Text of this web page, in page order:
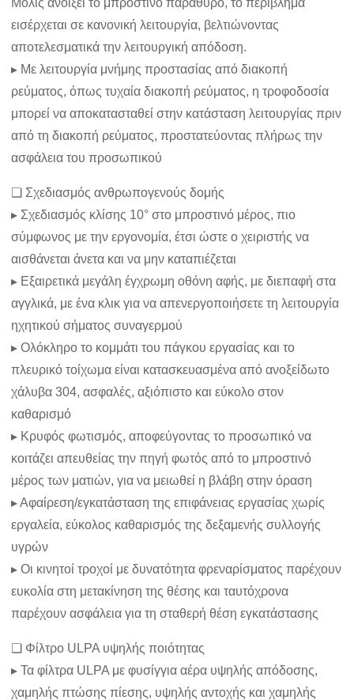
εισέρχεται σε κανονική λειτουργία, βελτιώνοντας
αποτελεσματικά την λειτουργική απόδοση.
▸ Με λειτουργία μνήμης προστασίας από διακοπή
ρεύματος, όπως τυχαία διακοπή ρεύματος, η τροφοδοσία
μπορεί να αποκατασταθεί στην κατάσταση λειτουργίας πριν
από τη διακοπή ρεύματος, προστατεύοντας πλήρως την
ασφάλεια του προσωπικού
❏ Σχεδιασμός ανθρωπογενούς δομής
▸ Σχεδιασμός κλίσης 10° στο μπροστινό μέρος, πιο
σύμφωνος με την εργονομία, έτσι ώστε ο χειριστής να
αισθάνεται άνετα και να μην καταπιέζεται
▸ Εξαιρετικά μεγάλη έγχρωμη οθόνη αφής, με διεπαφή στα
αγγλικά, με ένα κλικ για να απενεργοποιήσετε τη λειτουργία
ηχητικού σήματος συναγερμού
▸ Ολόκληρο το κομμάτι του πάγκου εργασίας και το
πλευρικό τοίχωμα είναι κατασκευασμένα από ανοξείδωτο
χάλυβα 304, ασφαλές, αξιόπιστο και εύκολο στον
καθαρισμό
▸ Κρυφός φωτισμός, αποφεύγοντας το προσωπικό να
κοιτάζει απευθείας την πηγή φωτός από το μπροστινό
μέρος των ματιών, για να μειωθεί η βλάβη στην όραση
▸ Αφαίρεση/εγκατάσταση της επιφάνειας εργασίας χωρίς
εργαλεία, εύκολος καθαρισμός της δεξαμενής συλλογής
υγρών
▸ Οι κινητοί τροχοί με δυνατότητα φρεναρίσματος παρέχουν
ευκολία στη μετακίνηση της θέσης και ταυτόχρονα
παρέχουν ασφάλεια για τη σταθερή θέση εγκατάστασης
❏ Φίλτρο ULPA υψηλής ποιότητας
▸ Τα φίλτρα ULPA με φυσίγγια αέρα υψηλής απόδοσης,
χαμηλής πτώσης πίεσης, υψηλής αντοχής και χαμηλής